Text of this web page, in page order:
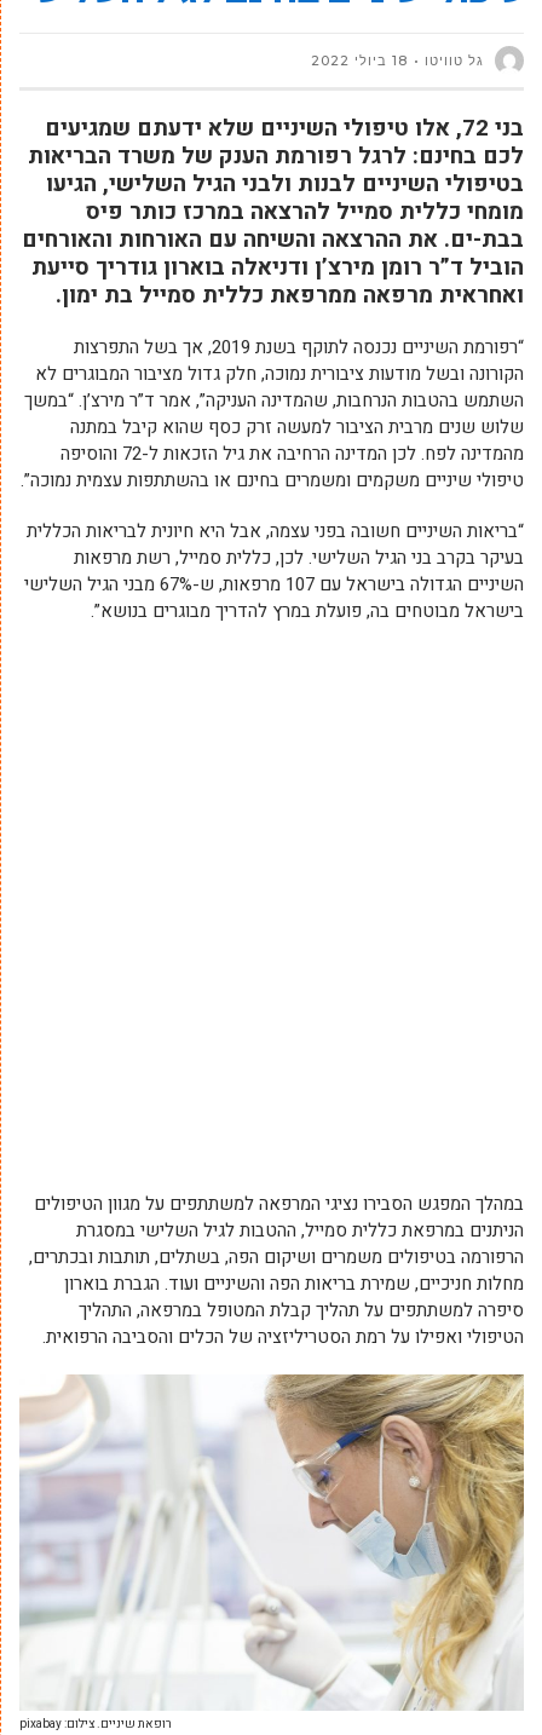
גל טוויטו 18 ביולי 2022
בני 72, אלו טיפולי השיניים שלא ידעתם שמגיעים
לכם בחינם: לרגל רפורמת הענק של משרד הבריאות
בטיפולי השיניים לבנות ולבני הגיל השלישי, הגיעו
מומחי כללית סמייל להרצאה במרכז כותר פיס
בבת-ים. את ההרצאה והשיחה עם האורחות והאורחים
הוביל ד”ר רומן מירצ’ן ודניאלה בוארון גודריך סייעת
ואחראית מרפאה ממרפאת כללית סמייל בת ימון.
“רפורמת השיניים נכנסה לתוקף בשנת 2019, אך בשל התפרצות
הקורונה ובשל מודעות ציבורית נמוכה, חלק גדול מציבור המבוגרים לא
השתמש בהטבות הנרחבות, שהמדינה העניקה”, אמר ד”ר מירצ’ן. “במשך
שלוש שנים מרבית הציבור למעשה זרק כסף שהוא קיבל במתנה
מהמדינה לפח. לכן המדינה הרחיבה את גיל הזכאות ל-72 והוסיפה
טיפולי שיניים משקמים ומשמרים בחינם או בהשתתפות עצמית נמוכה”.
“בריאות השיניים חשובה בפני עצמה, אבל היא חיונית לבריאות הכללית
בעיקר בקרב בני הגיל השלישי. לכן, כללית סמייל, רשת מרפאות
השיניים הגדולה בישראל עם 107 מרפאות, ש-67% מבני הגיל השלישי
בישראל מבוטחים בה, פועלת במרץ להדריך מבוגרים בנושא”.
במהלך המפגש הסבירו נציגי המרפאה למשתתפים על מגוון הטיפולים
הניתנים במרפאת כללית סמייל, ההטבות לגיל השלישי במסגרת
הרפורמה בטיפולים משמרים ושיקום הפה, בשתלים, תותבות ובכתרים,
מחלות חניכיים, שמירת בריאות הפה והשיניים ועוד. הגברת בוארון
סיפרה למשתתפים על תהליך קבלת המטופל במרפאה, התהליך
הטיפולי ואפילו על רמת הסטריליזציה של הכלים והסביבה הרפואית.
רופאת שיניים. צילום: pixabay